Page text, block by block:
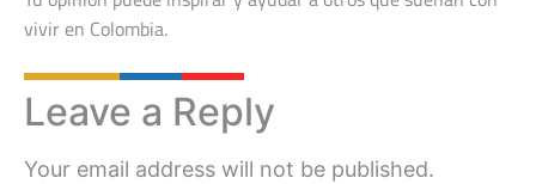
vivir en Colombia.
Leave a Reply
Your email address will not be published.